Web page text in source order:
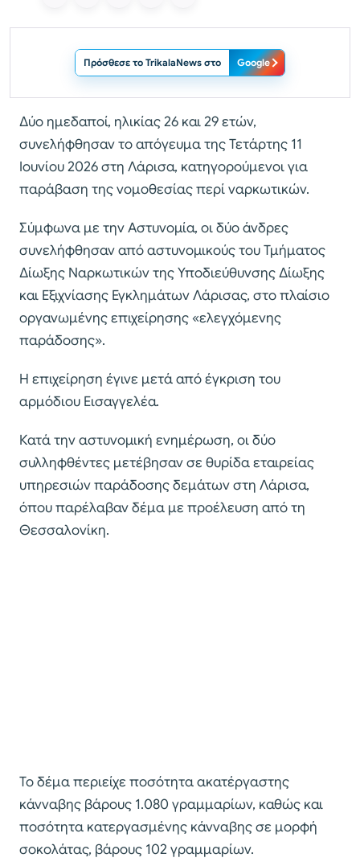
Πρόσθεσε το TrikalaNews στο Google
Δύο ημεδαποί, ηλικίας 26 και 29 ετών,
συνελήφθησαν το απόγευμα της Τετάρτης 11
Ιουνίου 2026 στη Λάρισα, κατηγορούμενοι για
παράβαση της νομοθεσίας περί ναρκωτικών.
Σύμφωνα με την Αστυνομία, οι δύο άνδρες
συνελήφθησαν από αστυνομικούς του Τμήματος
Δίωξης Ναρκωτικών της Υποδιεύθυνσης Δίωξης
και Εξιχνίασης Εγκλημάτων Λάρισας, στο πλαίσιο
οργανωμένης επιχείρησης «ελεγχόμενης
παράδοσης».
Η επιχείρηση έγινε μετά από έγκριση του
αρμόδιου Εισαγγελέα.
Κατά την αστυνομική ενημέρωση, οι δύο
συλληφθέντες μετέβησαν σε θυρίδα εταιρείας
υπηρεσιών παράδοσης δεμάτων στη Λάρισα,
όπου παρέλαβαν δέμα με προέλευση από τη
Θεσσαλονίκη.
Το δέμα περιείχε ποσότητα ακατέργαστης
κάνναβης βάρους 1.080 γραμμαρίων, καθώς και
ποσότητα κατεργασμένης κάνναβης σε μορφή
σοκολάτας, βάρους 102 γραμμαρίων.